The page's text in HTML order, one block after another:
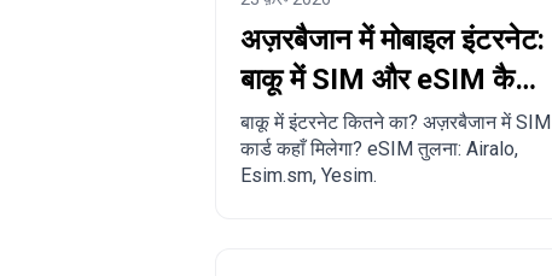
अज़रबैजान में मोबाइल इंटरनेट:
बाकू में SIM और eSIM कैसे
खरीदें?
बाकू में इंटरनेट कितने का? अज़रबैजान में SIM
कार्ड कहाँ मिलेगा? eSIM तुलना: Airalo,
Esim.sm, Yesim.